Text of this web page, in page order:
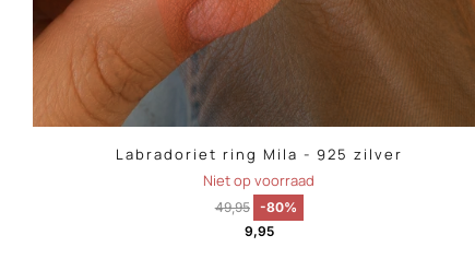
Labradoriet ring Mila - 925 zilver
Niet op voorraad
49,95
-80%
9,95